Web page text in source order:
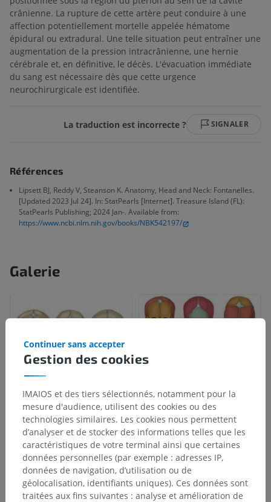
crânienne. La rupture de cette artère peut conduire à une
affection potentiellement mortelle appelée hématome
épidural ou extradural. Une telle situation peut entraîner une
augmentation de la pression intracrânienne, une hernie
cérébrale et, en définitive, le décès. L'évacuation immédiate
du sang est nécessaire dès que cette urgence
neurochirurgicale est identifiée.
La traduction est incorrecte ? SIGNALER
Références
Lipsett BJ, Reddy V, Steanson K. Anatomy, Head and Neck: Fontanelles.
[Updated 2023 Jul 24]. In: StatPearls [Internet]. Treasure Island (FL):
StatPearls Publishing; 2024 Jan-. Available from:
https://www.ncbi.nlm.nih.gov/books/NBK542197/
Galerie
Gestion des cookies
Continuer sans accepter
IMAIOS et des tiers sélectionnés, notamment pour la
mesure d'audience, utilisent des cookies ou des
technologies similaires. Les cookies nous permettent
d’analyser et de stocker des informations telles que les
caractéristiques de votre terminal ainsi que certaines
données personnelles (par exemple : adresses IP,
données de navigation, d’utilisation ou de
géolocalisation, identifiants uniques). Ces données sont
traitées aux fins suivantes : analyse et amélioration de